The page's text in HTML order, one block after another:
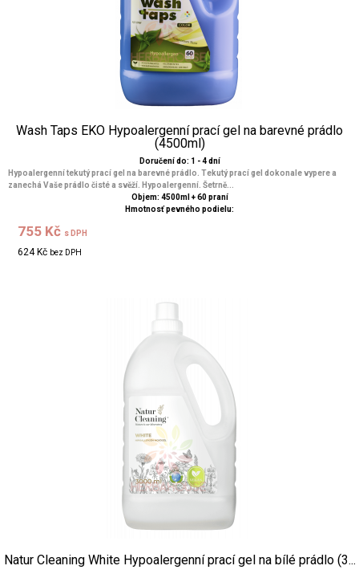
Wash Taps EKO Hypoalergenní prací gel na barevné prádlo
(4500ml)
Doručení do: 1 - 4 dní
Hypoalergenní tekutý prací gel na barevné prádlo. Tekutý prací gel dokonale vypere a
zanechá Vaše prádlo čisté a svěží. Hypoalergenní. Šetrně...
Objem: 4500ml + 60 praní
Hmotnosť pevného podielu:
755 Kč s DPH
624 Kč bez DPH
Natur Cleaning White Hypoalergenní prací gel na bílé prádlo (3...